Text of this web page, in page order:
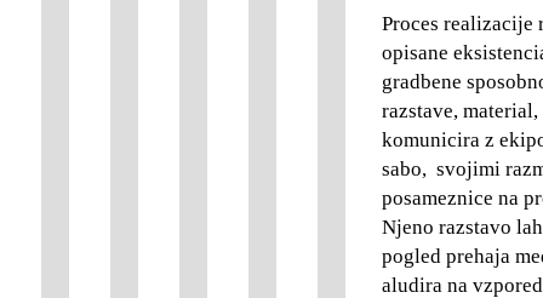
Proces realizacije
opisane
gradbene
razstave,
komunicira z
sabo, svojimi
posameznice na
Njeno razstavo
pogled prehaja
aludira na